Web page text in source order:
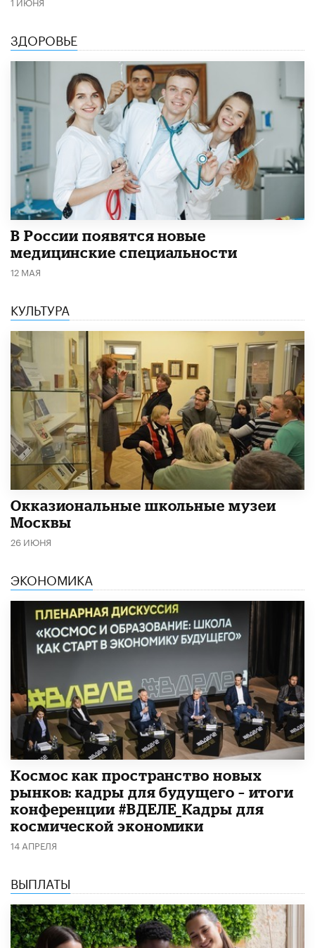
ЗДОРОВЬЕ
В России появятся новые
медицинские специальности
12 МАЯ
КУЛЬТУРА
​Окказиональные школьные музеи
Москвы
26 ИЮНЯ
ЭКОНОМИКА
Космос как пространство новых
рынков: кадры для будущего – итоги
конференции #ВДЕЛЕ_Кадры для
космической экономики
14 АПРЕЛЯ
ВЫПЛАТЫ